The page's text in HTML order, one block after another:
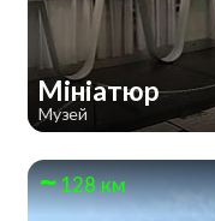
Мініатюр
Музей
128 км